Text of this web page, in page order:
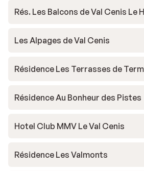
Rés. Les Balcons de Val Cenis Le
Les Alpages de Val Cenis
Résidence Les Terrasses de
Résidence Au Bonheur des Pistes
Hotel Club MMV Le Val Cenis
Résidence Les Valmonts